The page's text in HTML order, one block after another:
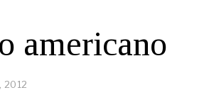
americano
2012